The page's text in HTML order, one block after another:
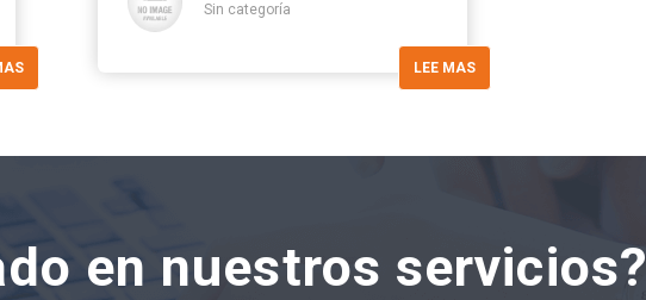
Sin categoría
LEE MAS
en nuestros servicios?